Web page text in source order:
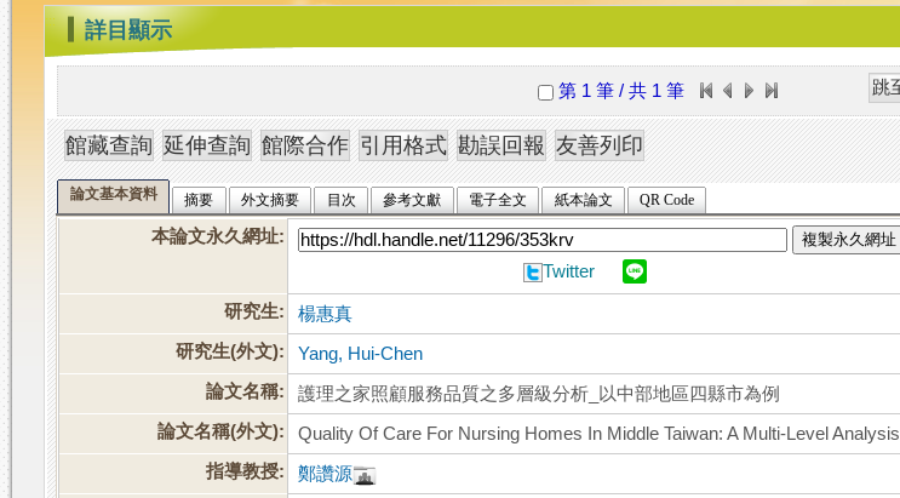
值
系
統
::: 詳目顯示
第 1 筆 / 共 1 筆
論文基本資料 摘要 外文摘要 目次 參考文獻 電子全文 紙本論文 QR Code
本論文永久網址: 複製永久網址
Twitter
研究生:
楊惠真
研究生(外文):
Yang, Hui-Chen
論文名稱:
護理之家照顧服務品質之多層級分析_以中部地區四縣市為例
論文名稱(外文):
Quality Of Care For Nursing Homes In Middle Taiwan: A Multi-Level Analysis
指導教授:
鄭讚源